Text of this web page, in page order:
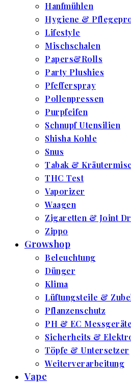
Hanfmühlen
Hygiene &
Lifestyle
Mischschalen
Papers&Rolls
Party Plushies
Pfefferspray
Pollenpressen
Purpfeifen
Schnupf Utensilien
Shisha Kohle
Snus
Tabak &
THC Test
Vaporizer
Waagen
Zigaretten & Joint
Zippo
Growshop
Beleuchtung
Dünger
Klima
Lüftungsteile &
Pflanzenschutz
PH & EC Messgeräte
Sicherheits &
Töpfe & Untersetzer
Weiterverarbeitung
Vape